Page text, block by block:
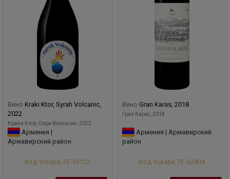
Вино Kraki Ktor, Syrah Volcanic,
2022
Краки Ктор, Сира Волканик, 2022
Армения |
Армавирский район
Код товара: ЛГ-53122
Вино Gran Karas, 2018
Гран Карас, 2018
Армения | Армавирский
район
Код товара: ЛГ-62404